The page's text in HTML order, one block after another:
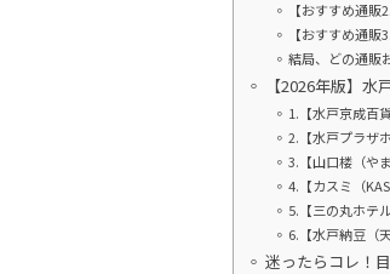
【おすすめ通販
【おすすめ通販
結局、どの通販
【2026年版】
1.【水戸京成百
2.【水戸プラザ
3.【山口楼（や
4.【カスミ（
5.【三の丸ホテ
6.【水戸納豆（
迷ったらコレ！